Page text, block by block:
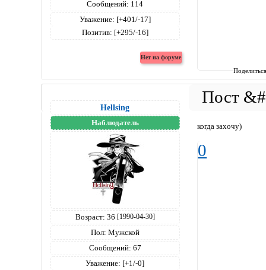
Сообщений: 114
Уважение: [+401/-17]
Позитив: [+295/-16]
Hellsing
Наблюдатель
Возраст: 36 [1990-04-30]
Пол: Мужской
Сообщений: 67
Уважение: [+1/-0]
когда захочу)
0